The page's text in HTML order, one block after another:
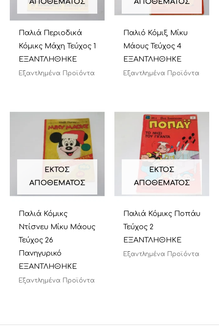
ΑΠΟΘΈΜΑΤΟΣ
Παλιά Περιοδικά
Κόμικς Μάχη Τεύχος 1
ΕΞΑΝΤΛΗΘΗΚΕ
Εξαντλημένα Προϊόντα
ΑΠΟΘΈΜΑΤΟΣ
Παλιό Κόμιξ Μίκυ
Μάους Τεύχος 4
ΕΞΑΝΤΛΗΘΗΚΕ
Εξαντλημένα Προϊόντα
ΕΚΤΌΣ
ΑΠΟΘΈΜΑΤΟΣ
Παλιά Κόμικς
Ντίσνευ Μίκυ Μάους
Τεύχος 26
Πανηγυρικό
ΕΞΑΝΤΛΗΘΗΚΕ
Εξαντλημένα Προϊόντα
ΕΚΤΌΣ
ΑΠΟΘΈΜΑΤΟΣ
Παλιά Κόμικς Ποπάυ
Τεύχος 2
ΕΞΑΝΤΛΗΘΗΚΕ
Εξαντλημένα Προϊόντα